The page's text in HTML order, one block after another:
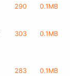
290 0.1MB
303 0.1MB
283 0.1MB